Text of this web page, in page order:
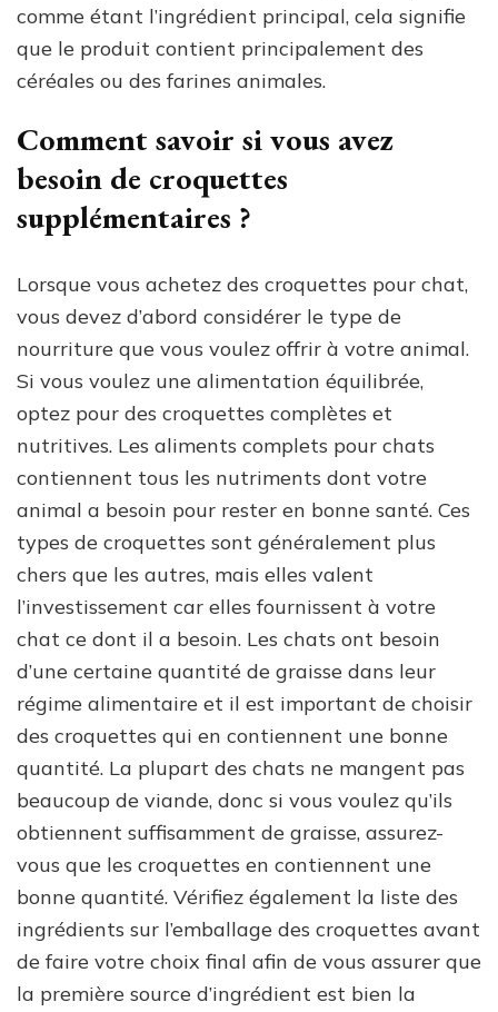
comme étant l’ingrédient principal, cela signifie
que le produit contient principalement des
céréales ou des farines animales.
Comment savoir si vous avez
besoin de croquettes
supplémentaires ?
Lorsque vous achetez des croquettes pour chat,
vous devez d’abord considérer le type de
nourriture que vous voulez offrir à votre animal.
Si vous voulez une alimentation équilibrée,
optez pour des croquettes complètes et
nutritives. Les aliments complets pour chats
contiennent tous les nutriments dont votre
animal a besoin pour rester en bonne santé. Ces
types de croquettes sont généralement plus
chers que les autres, mais elles valent
l’investissement car elles fournissent à votre
chat ce dont il a besoin. Les chats ont besoin
d’une certaine quantité de graisse dans leur
régime alimentaire et il est important de choisir
des croquettes qui en contiennent une bonne
quantité. La plupart des chats ne mangent pas
beaucoup de viande, donc si vous voulez qu’ils
obtiennent suffisamment de graisse, assurez-
vous que les croquettes en contiennent une
bonne quantité. Vérifiez également la liste des
ingrédients sur l’emballage des croquettes avant
de faire votre choix final afin de vous assurer que
la première source d’ingrédient est bien la